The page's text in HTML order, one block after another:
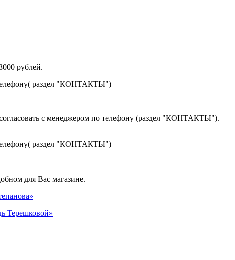
рублей.
телефону( раздел "КОНТАКТЫ")
с менеджером по телефону (раздел "КОНТАКТЫ").
телефону( раздел "КОНТАКТЫ")
для Вас магазине.
Терешковой»